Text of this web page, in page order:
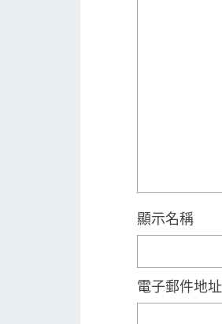
顯示名稱
電子郵件地址